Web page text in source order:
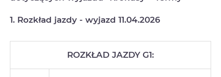
1. Rozkład jazdy - wyjazd 11.04.2026
ROZKŁAD JAZDY G1: